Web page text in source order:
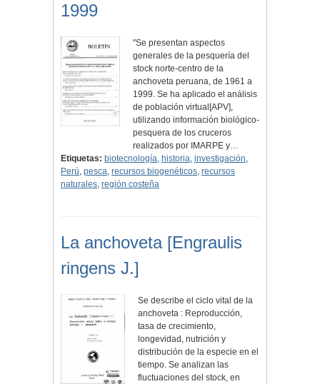
1999
"Se presentan aspectos
generales de la pesquería del
stock norte-centro de la
anchoveta peruana, de 1961 a
1999. Se ha aplicado el análisis
de población virtual[APV],
utilizando información biológico-
pesquera de los cruceros
realizados por IMARPE y…
Etiquetas: biotecnología, historia, investigación,
Perú, pesca, recursos biogenéticos, recursos
naturales, región costeña
La anchoveta [Engraulis
ringens J.]
Se describe el ciclo vital de la
anchoveta : Reproducción,
tasa de crecimiento,
longevidad, nutrición y
distribución de la especie en el
tiempo. Se analizan las
fluctuaciones del stock, en